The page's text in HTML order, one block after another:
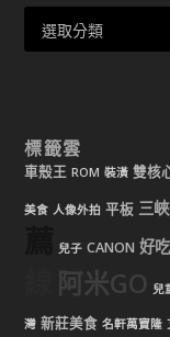
標籤雲
車殼王 ROM 裝潢 雙核
美食 人像外拍 平板 三
兒子 CANON 好吃
阿米GO 兒
灣 新莊美食 名軒萬寶隆